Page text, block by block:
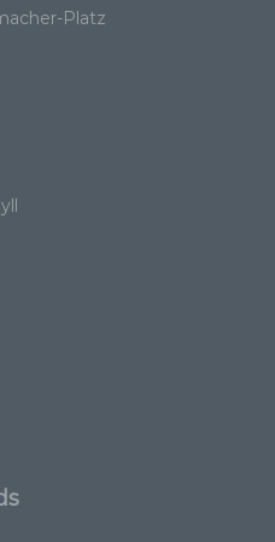
Platz
die Ausdruck der
kulturellen oder
natürlichen Person
von dem für die